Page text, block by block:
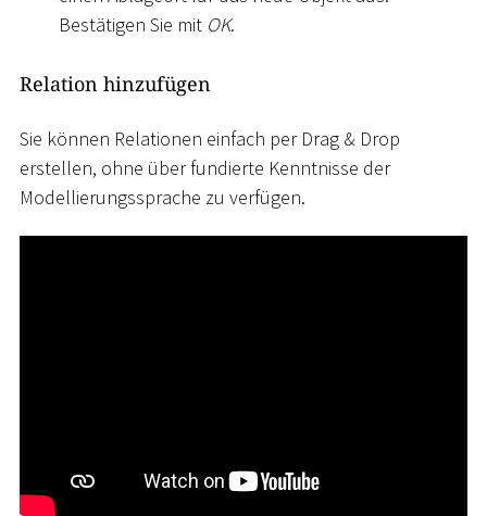
Bestätigen Sie mit OK.
Relation hinzufügen
Sie können Relationen einfach per Drag & Drop
erstellen, ohne über fundierte Kenntnisse der
Modellierungssprache zu verfügen.